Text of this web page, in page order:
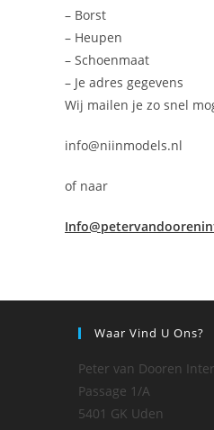
– Borst
– Heupen
– Schoenmaat
– Je adres gegevens
Wij mailen je zo snel
info@niinmodels.nl
of naar
Waar Vind U Ons?
Peter van Dooren
Passage 1/A
5401 GK Uden